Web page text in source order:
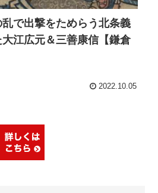
で出撃をためらう北条義
江広元＆三善康信【鎌倉
2022.10.05